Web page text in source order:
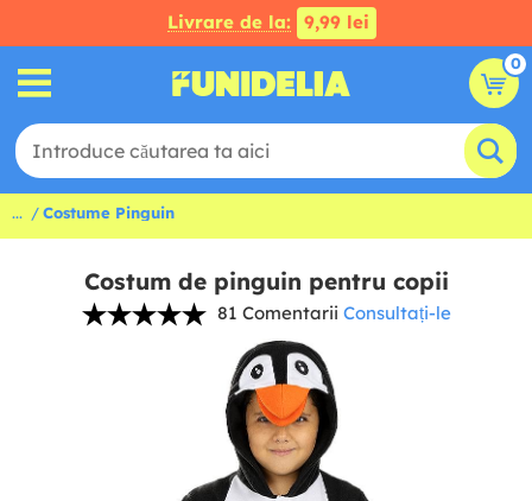
Livrare de la: 9,99 lei
0
... Costume Pinguin
Costum de pinguin pentru copii
81 Comentarii Consultați-le